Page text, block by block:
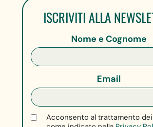
ISCRIVITI ALLA
Nome e Cognome
Email
Acconsento al trattamento